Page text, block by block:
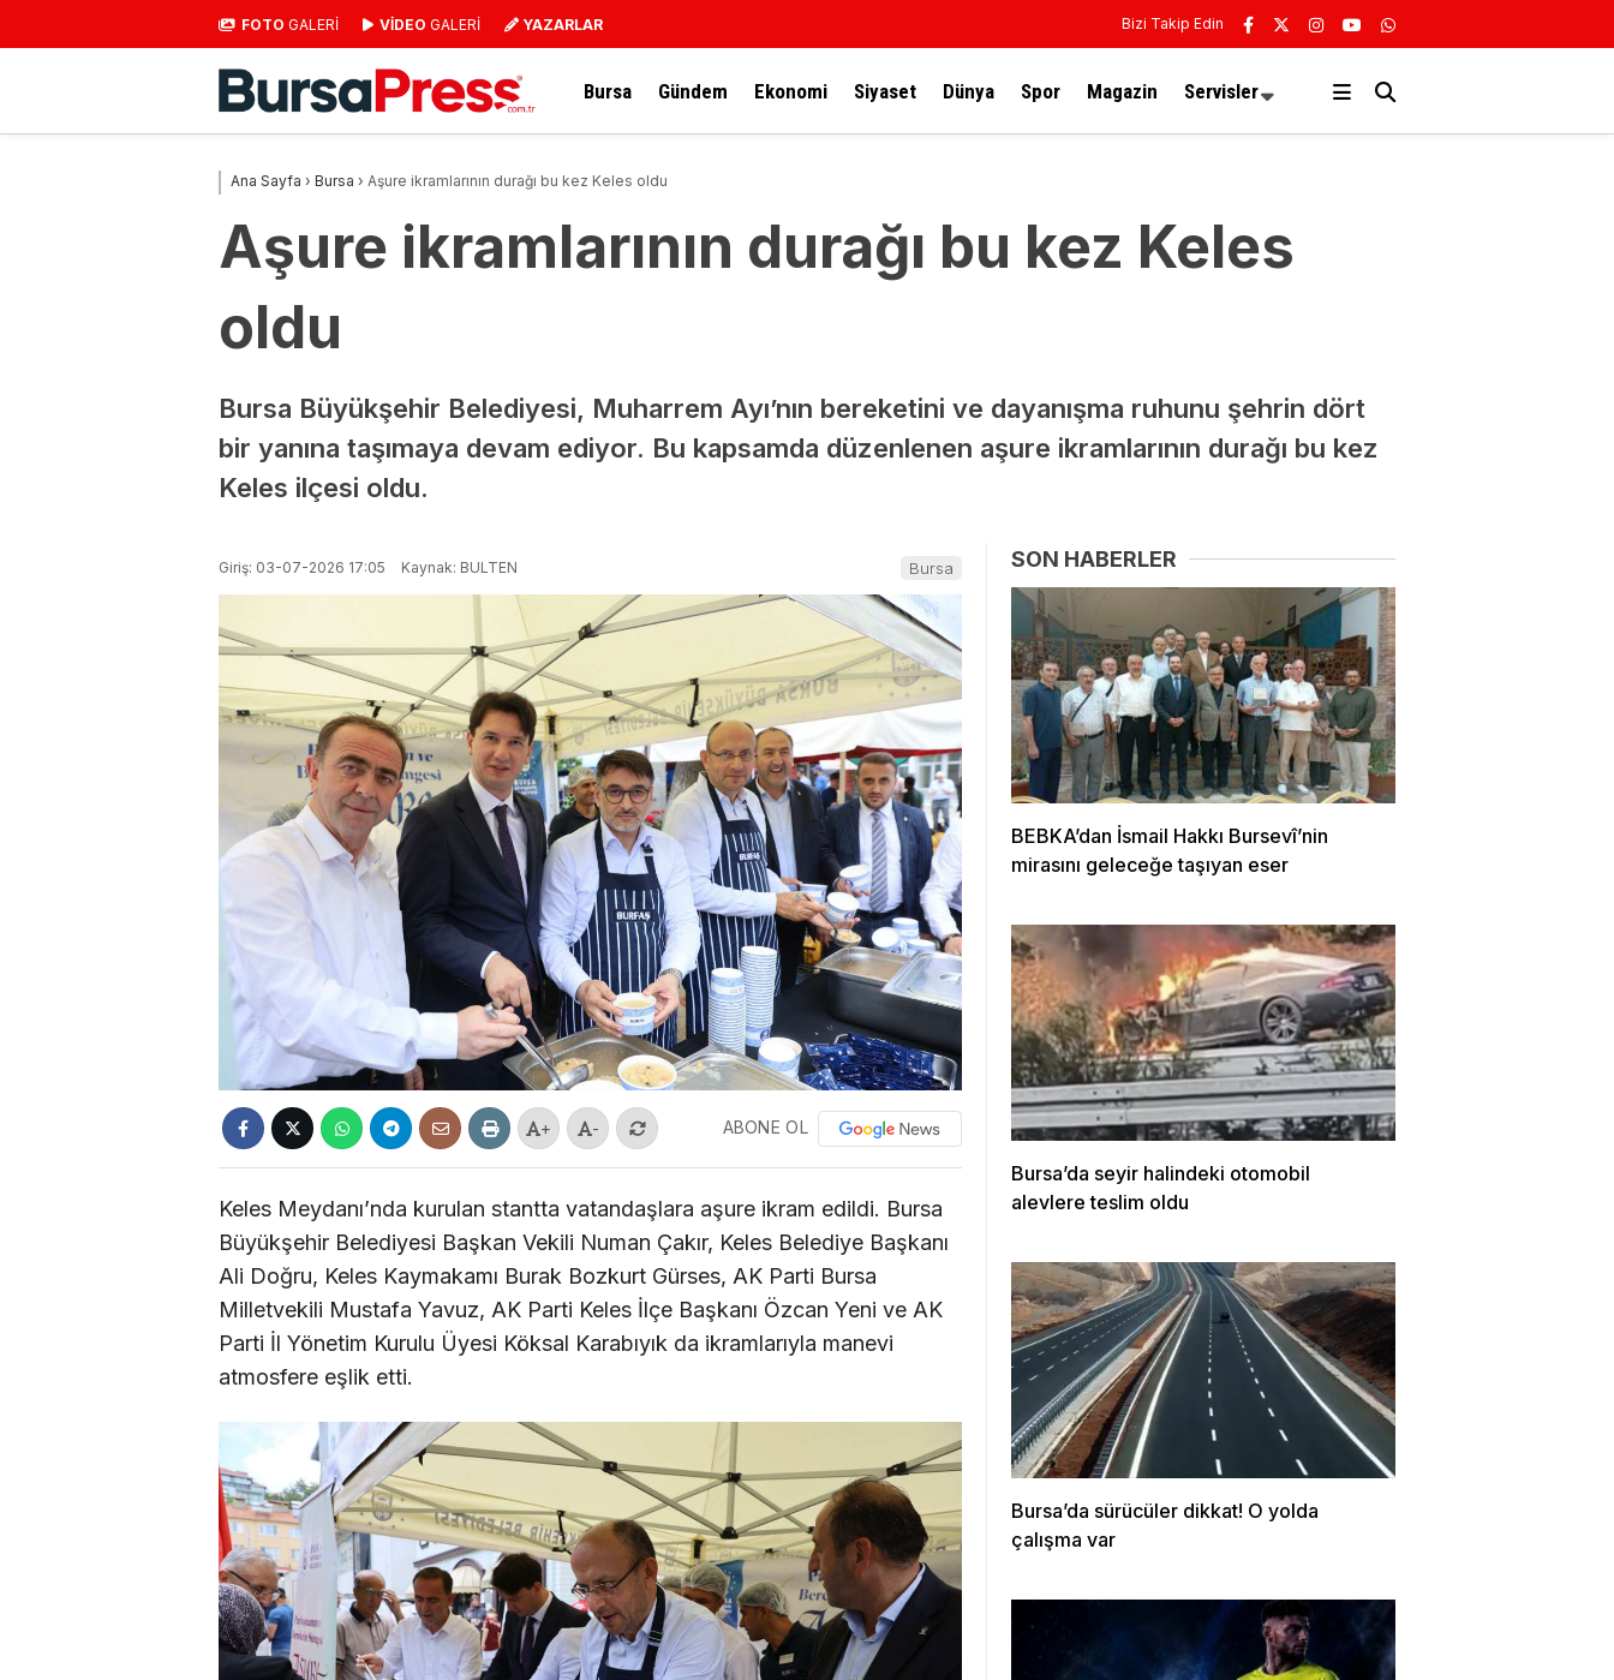
FOTO GALERİ VİDEO GALERİ YAZARLAR Bizi Takip Edin
Bursa Gündem Ekonomi Siyaset Dünya Spor Magazin Servisler
Ana Sayfa › Bursa › Aşure ikramlarının durağı bu kez Keles oldu
Aşure ikramlarının durağı bu kez Keles
oldu
Bursa Büyükşehir Belediyesi, Muharrem Ayı’nın bereketini ve dayanışma ruhunu şehrin dört
bir yanına taşımaya devam ediyor. Bu kapsamda düzenlenen aşure ikramlarının durağı bu kez
Keles ilçesi oldu.
Giriş: 03-07-2026 17:05 Kaynak: BULTEN Bursa
+ - ABONE OL
Keles Meydanı’nda kurulan stantta vatandaşlara aşure ikram edildi. Bursa
Büyükşehir Belediyesi Başkan Vekili Numan Çakır, Keles Belediye Başkanı
Ali Doğru, Keles Kaymakamı Burak Bozkurt Gürses, AK Parti Bursa
Milletvekili Mustafa Yavuz, AK Parti Keles İlçe Başkanı Özcan Yeni ve AK
Parti İl Yönetim Kurulu Üyesi Köksal Karabıyık da ikramlarıyla manevi
atmosfere eşlik etti.
SON HABERLER
BEBKA’dan İsmail Hakkı Bursevî’nin
mirasını geleceğe taşıyan eser
Bursa’da seyir halindeki otomobil
alevlere teslim oldu
Bursa’da sürücüler dikkat! O yolda
çalışma var